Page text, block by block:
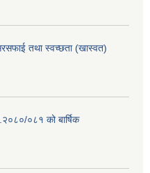
तथा स्वच्छता (खास्वत)
०८१ को बार्षिक